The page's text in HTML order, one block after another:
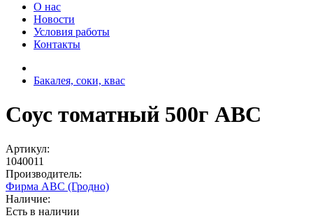
О нас
Новости
Условия работы
Контакты
Бакалея, соки, квас
Соус томатный 500г АВС
Артикул:
1040011
Производитель:
Фирма АВС (Гродно)
Наличие:
Есть в наличии